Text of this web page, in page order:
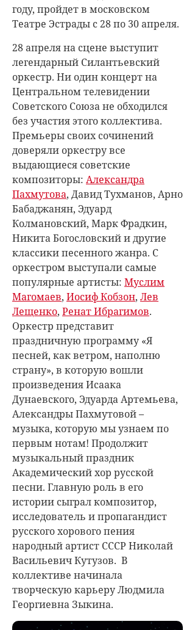
году, пройдет в московском
Театре Эстрады с 28 по 30 апреля.
28 апреля на сцене выступит
легендарный Силантьевский
оркестр. Ни один концерт на
Центральном телевидении
Советского Союза не обходился
без участия этого коллектива.
Премьеры своих сочинений
доверяли оркестру все
выдающиеся советские
композиторы: Александра
Пахмутова, Давид Тухманов, Арно
Бабаджанян, Эдуард
Колмановский, Марк Фрадкин,
Никита Богословский и другие
классики песенного жанра. С
оркестром выступали самые
популярные артисты: Муслим
Магомаев, Иосиф Кобзон, Лев
Лещенко, Ренат Ибрагимов.
Оркестр представит
праздничную программу «Я
песней, как ветром, наполню
страну», в которую вошли
произведения Исаака
Дунаевского, Эдуарда Артемьева,
Александры Пахмутовой –
музыка, которую мы узнаем по
первым нотам! Продолжит
музыкальный праздник
Академический хор русской
песни. Главную роль в его
истории сыграл композитор,
исследователь и пропагандист
русского хорового пения
народный артист СССР Николай
Васильевич Кутузов. В
коллективе начинала
творческую карьеру Людмила
Георгиевна Зыкина.